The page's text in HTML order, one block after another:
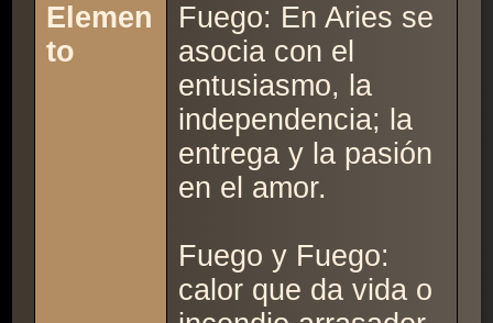
Elemen
to
Fuego: En Aries se
asocia con el
entusiasmo, la
independencia; la
entrega y la pasión
en el amor.
Fuego y Fuego:
calor que da vida o